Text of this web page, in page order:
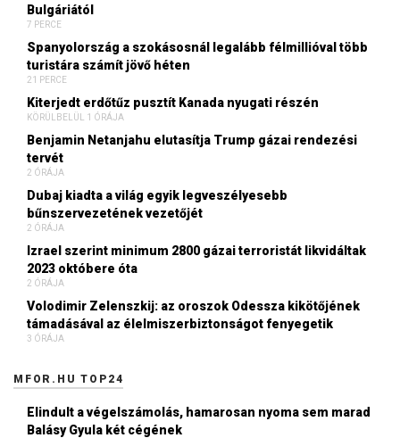
Bulgáriától
7 PERCE
Spanyolország a szokásosnál legalább félmillióval több
turistára számít jövő héten
21 PERCE
Kiterjedt erdőtűz pusztít Kanada nyugati részén
KÖRÜLBELÜL 1 ÓRÁJA
Benjamin Netanjahu elutasítja Trump gázai rendezési
tervét
2 ÓRÁJA
Dubaj kiadta a világ egyik legveszélyesebb
bűnszervezetének vezetőjét
2 ÓRÁJA
Izrael szerint minimum 2800 gázai terroristát likvidáltak
2023 októbere óta
2 ÓRÁJA
Volodimir Zelenszkij: az oroszok Odessza kikötőjének
támadásával az élelmiszerbiztonságot fenyegetik
3 ÓRÁJA
MFOR.HU TOP24
Elindult a végelszámolás, hamarosan nyoma sem marad
Balásy Gyula két cégének